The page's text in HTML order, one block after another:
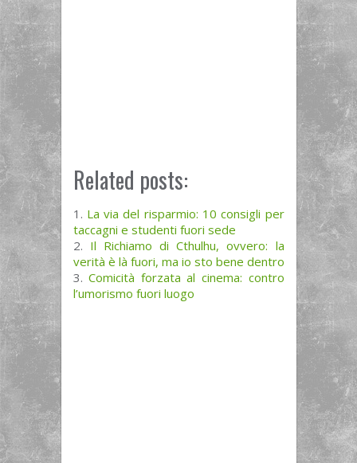
Related posts:
La via del risparmio: 10 consigli per
taccagni e studenti fuori sede
Il Richiamo di Cthulhu, ovvero: la
verità è là fuori, ma io sto bene dentro
Comicità forzata al cinema: contro
l’umorismo fuori luogo